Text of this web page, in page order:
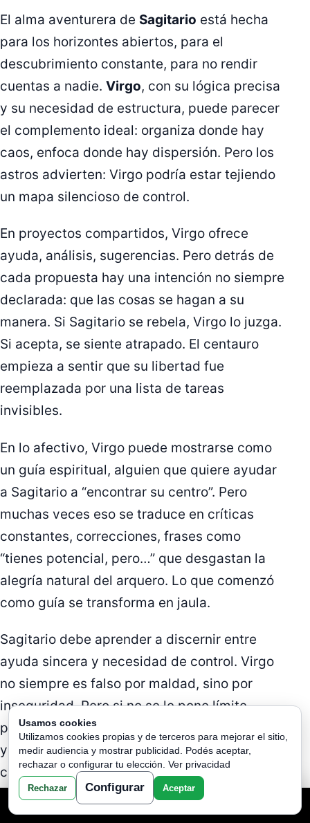
El alma aventurera de Sagitario está hecha
para los horizontes abiertos, para el
descubrimiento constante, para no rendir
cuentas a nadie. Virgo, con su lógica precisa
y su necesidad de estructura, puede parecer
el complemento ideal: organiza donde hay
caos, enfoca donde hay dispersión. Pero los
astros advierten: Virgo podría estar tejiendo
un mapa silencioso de control.
En proyectos compartidos, Virgo ofrece
ayuda, análisis, sugerencias. Pero detrás de
cada propuesta hay una intención no siempre
declarada: que las cosas se hagan a su
manera. Si Sagitario se rebela, Virgo lo juzga.
Si acepta, se siente atrapado. El centauro
empieza a sentir que su libertad fue
reemplazada por una lista de tareas
invisibles.
En lo afectivo, Virgo puede mostrarse como
un guía espiritual, alguien que quiere ayudar
a Sagitario a “encontrar su centro”. Pero
muchas veces eso se traduce en críticas
constantes, correcciones, frases como
“tienes potencial, pero…” que desgastan la
alegría natural del arquero. Lo que comenzó
como guía se transforma en jaula.
Sagitario debe aprender a discernir entre
ayuda sincera y necesidad de control. Virgo
no siempre es falso por maldad, sino por
inseguridad. Pero si no se le pone límite,
puede terminar sofocando la esencia salvaje
y luminosa de Sagitario. Y eso sería un
crimen astral.Ver Más Aquí
TU LECTURA AQUI
Usamos cookies
Utilizamos cookies propias y de terceros para mejorar el sitio,
medir audiencia y mostrar publicidad. Podés aceptar,
rechazar o configurar tu elección. Ver privacidad
Rechazar Configurar Aceptar